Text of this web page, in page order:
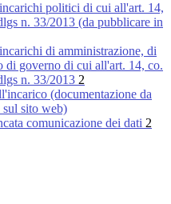
politici di cui all'art. 14,
n. 33/2013 (da pubblicare in
di amministrazione, di
di governo di cui all'art. 14, co.
n. 33/2013 2
(documentazione da
sul sito web)
comunicazione dei dati 2